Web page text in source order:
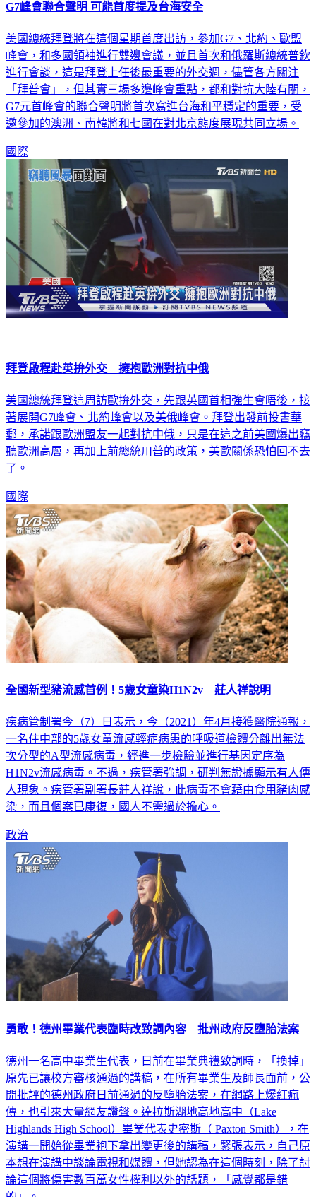
G7峰會聯合聲明 可能首度提及台海安全
美國總統拜登將在這個星期首度出訪，參加G7、北約、歐盟
峰會，和多國領袖進行雙邊會議，並且首次和俄羅斯總統普欽
進行會談，這是拜登上任後最重要的外交週，儘管各方關注
「拜普會」，但其實三場多邊峰會重點，都和對抗大陸有關，
G7元首峰會的聯合聲明將首次寫進台海和平穩定的重要，受
邀參加的澳洲、南韓將和七國在對北京態度展現共同立場。
國際
拜登啟程赴英拚外交 擁抱歐洲對抗中俄
美國總統拜登這周訪歐拚外交，先跟英國首相強生會晤後，接
著展開G7峰會、北約峰會以及美俄峰會。拜登出發前投書華
郵，承諾跟歐洲盟友一起對抗中俄，只是在這之前美國爆出竊
聽歐洲高層，再加上前總統川普的政策，美歐關係恐怕回不去
了。
國際
全國新型豬流感首例！5歲女童染H1N2v 莊人祥說明
疾病管制署今（7）日表示，今（2021）年4月接獲醫院通報，
一名住中部的5歲女童流感輕症病患的呼吸道檢體分離出無法
次分型的A型流感病毒，經進一步檢驗並進行基因定序為
H1N2v流感病毒。不過，疾管署強調，研判無證據顯示有人傳
人現象。疾管署副署長莊人祥說，此病毒不會藉由食用豬肉感
染，而且個案已康復，國人不需過於擔心。
政治
勇敢！德州畢業代表臨時改致詞內容 批州政府反墮胎法案
德州一名高中畢業生代表，日前在畢業典禮致詞時，「換掉」
原先已讓校方審核通過的講稿，在所有畢業生及師長面前，公
開批評的德州政府日前通過的反墮胎法案，在網路上爆紅瘋
傳，也引來大量網友讚聲。達拉斯湖地高地高中（Lake
Highlands High School）畢業代表史密斯（ Paxton Smith），在
演講一開始從畢業袍下拿出變更後的講稿，緊張表示，自己原
本想在演講中談論電視和媒體，但她認為在這個時刻，除了討
論這個將傷害數百萬女性權利以外的話題，「感覺都是錯